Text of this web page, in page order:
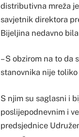
distributivna mreža
savjetnik direktora
Bijeljina nedavno
– S obzirom na to da
stanovnika nije toliko
S njim su saglasni i
poslijepodnevnim i
predsjednice